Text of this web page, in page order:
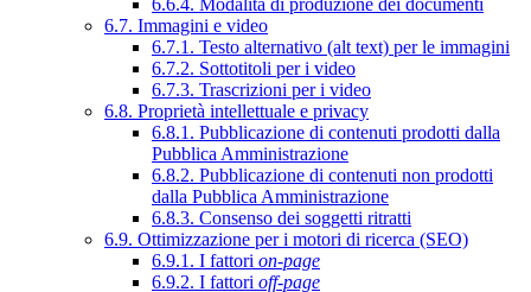
6.7. Immagini e video
6.7.1. Testo alternativo (alt text) per le immagini
6.7.2. Sottotitoli per i video
6.7.3. Trascrizioni per i video
6.8. Proprietà intellettuale e privacy
6.8.1. Pubblicazione di contenuti prodotti dalla
Pubblica Amministrazione
6.8.2. Pubblicazione di contenuti non prodotti
dalla Pubblica Amministrazione
6.8.3. Consenso dei soggetti ritratti
6.9. Ottimizzazione per i motori di ricerca (SEO)
6.9.1. I fattori on-page
6.9.2. I fattori off-page